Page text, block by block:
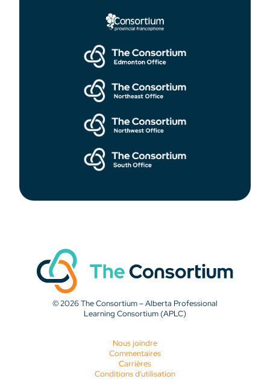
© 2026 The Consortium – Alberta Professional
Learning Consortium (APLC)
Nous joindre
Commentaires
Carrières
Conditions d'utilisation